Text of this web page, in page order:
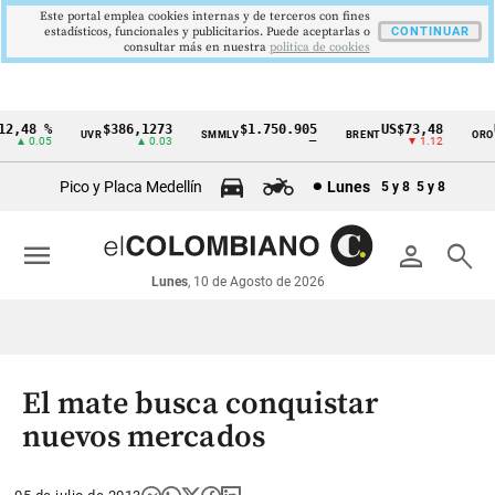
Cintillo
económicos
Colombia
%
0.05
UVR$386,1273
▲ 0.03
SMMLV$1.750.905 BRENTUS$73,48
▼ 1.12
ORO
Pico y Placa Medellín Lunes 5 y 8 5 y 8
person search
Lunes, 10 de Agosto de 2026
menu
El mate busca conquistar
nuevos mercados
Este portal emplea cookies internas y de terceros con fines
estadísticos, funcionales y publicitarios. Puede aceptarlas o
consultar más en nuestra politica de cookies
CONTINUAR